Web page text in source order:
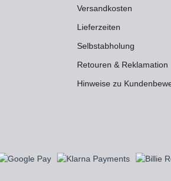
Versandkosten
Lieferzeiten
Selbstabholung
Retouren & Reklamation
Hinweise zu